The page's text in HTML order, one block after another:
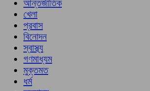
আন্তর্জাতিক
খেলা
প্রবাস
বিনোদন
স্বাস্থ্য
গণমাধ্যম
মুক্তমত
ধর্ম